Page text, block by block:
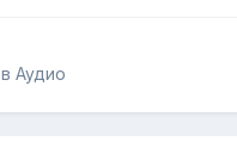
в Аудио